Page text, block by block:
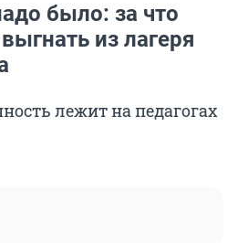
было: за что
из лагеря
лежит на педагогах